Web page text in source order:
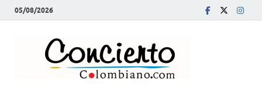
05/08/2026